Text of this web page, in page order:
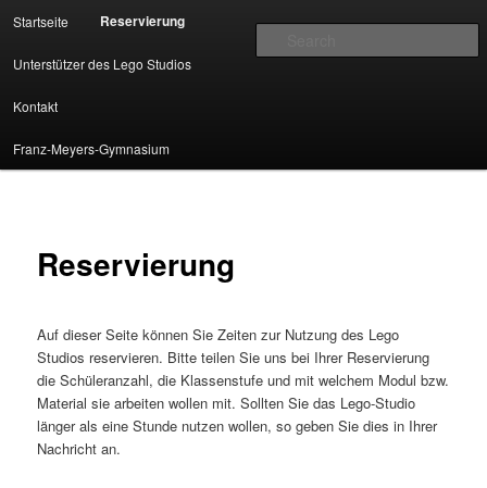
Lego LEIS – Franz-Meyers-
Skip to primary content
Skip to secondary content
Startseite Reservierung
Unterstützer des Lego Studios
Kontakt
Franz-Meyers-Gymnasium
Reservierung
Auf dieser Seite können Sie Zeiten zur Nutzung des Lego
Studios reservieren. Bitte teilen Sie uns bei Ihrer Reservierung
die Schüleranzahl, die Klassenstufe und mit welchem Modul bzw.
Material sie arbeiten wollen mit. Sollten Sie das Lego-Studio
länger als eine Stunde nutzen wollen, so geben Sie dies in Ihrer
Nachricht an.